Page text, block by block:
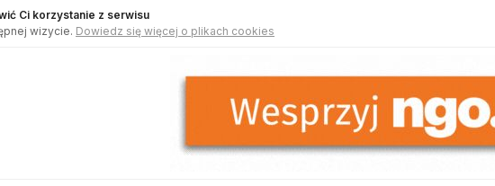
Ci korzystanie z serwisu
wizycie. Dowiedz się więcej o plikach cookies